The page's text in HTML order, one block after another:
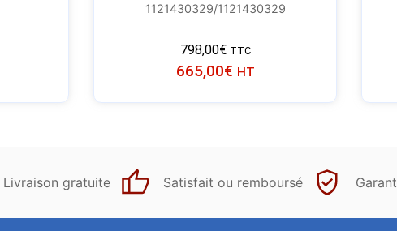
1121430329/1121430329
798,00€ TTC
665,00€ HT
Livraison gratuite Satisfait ou remboursé